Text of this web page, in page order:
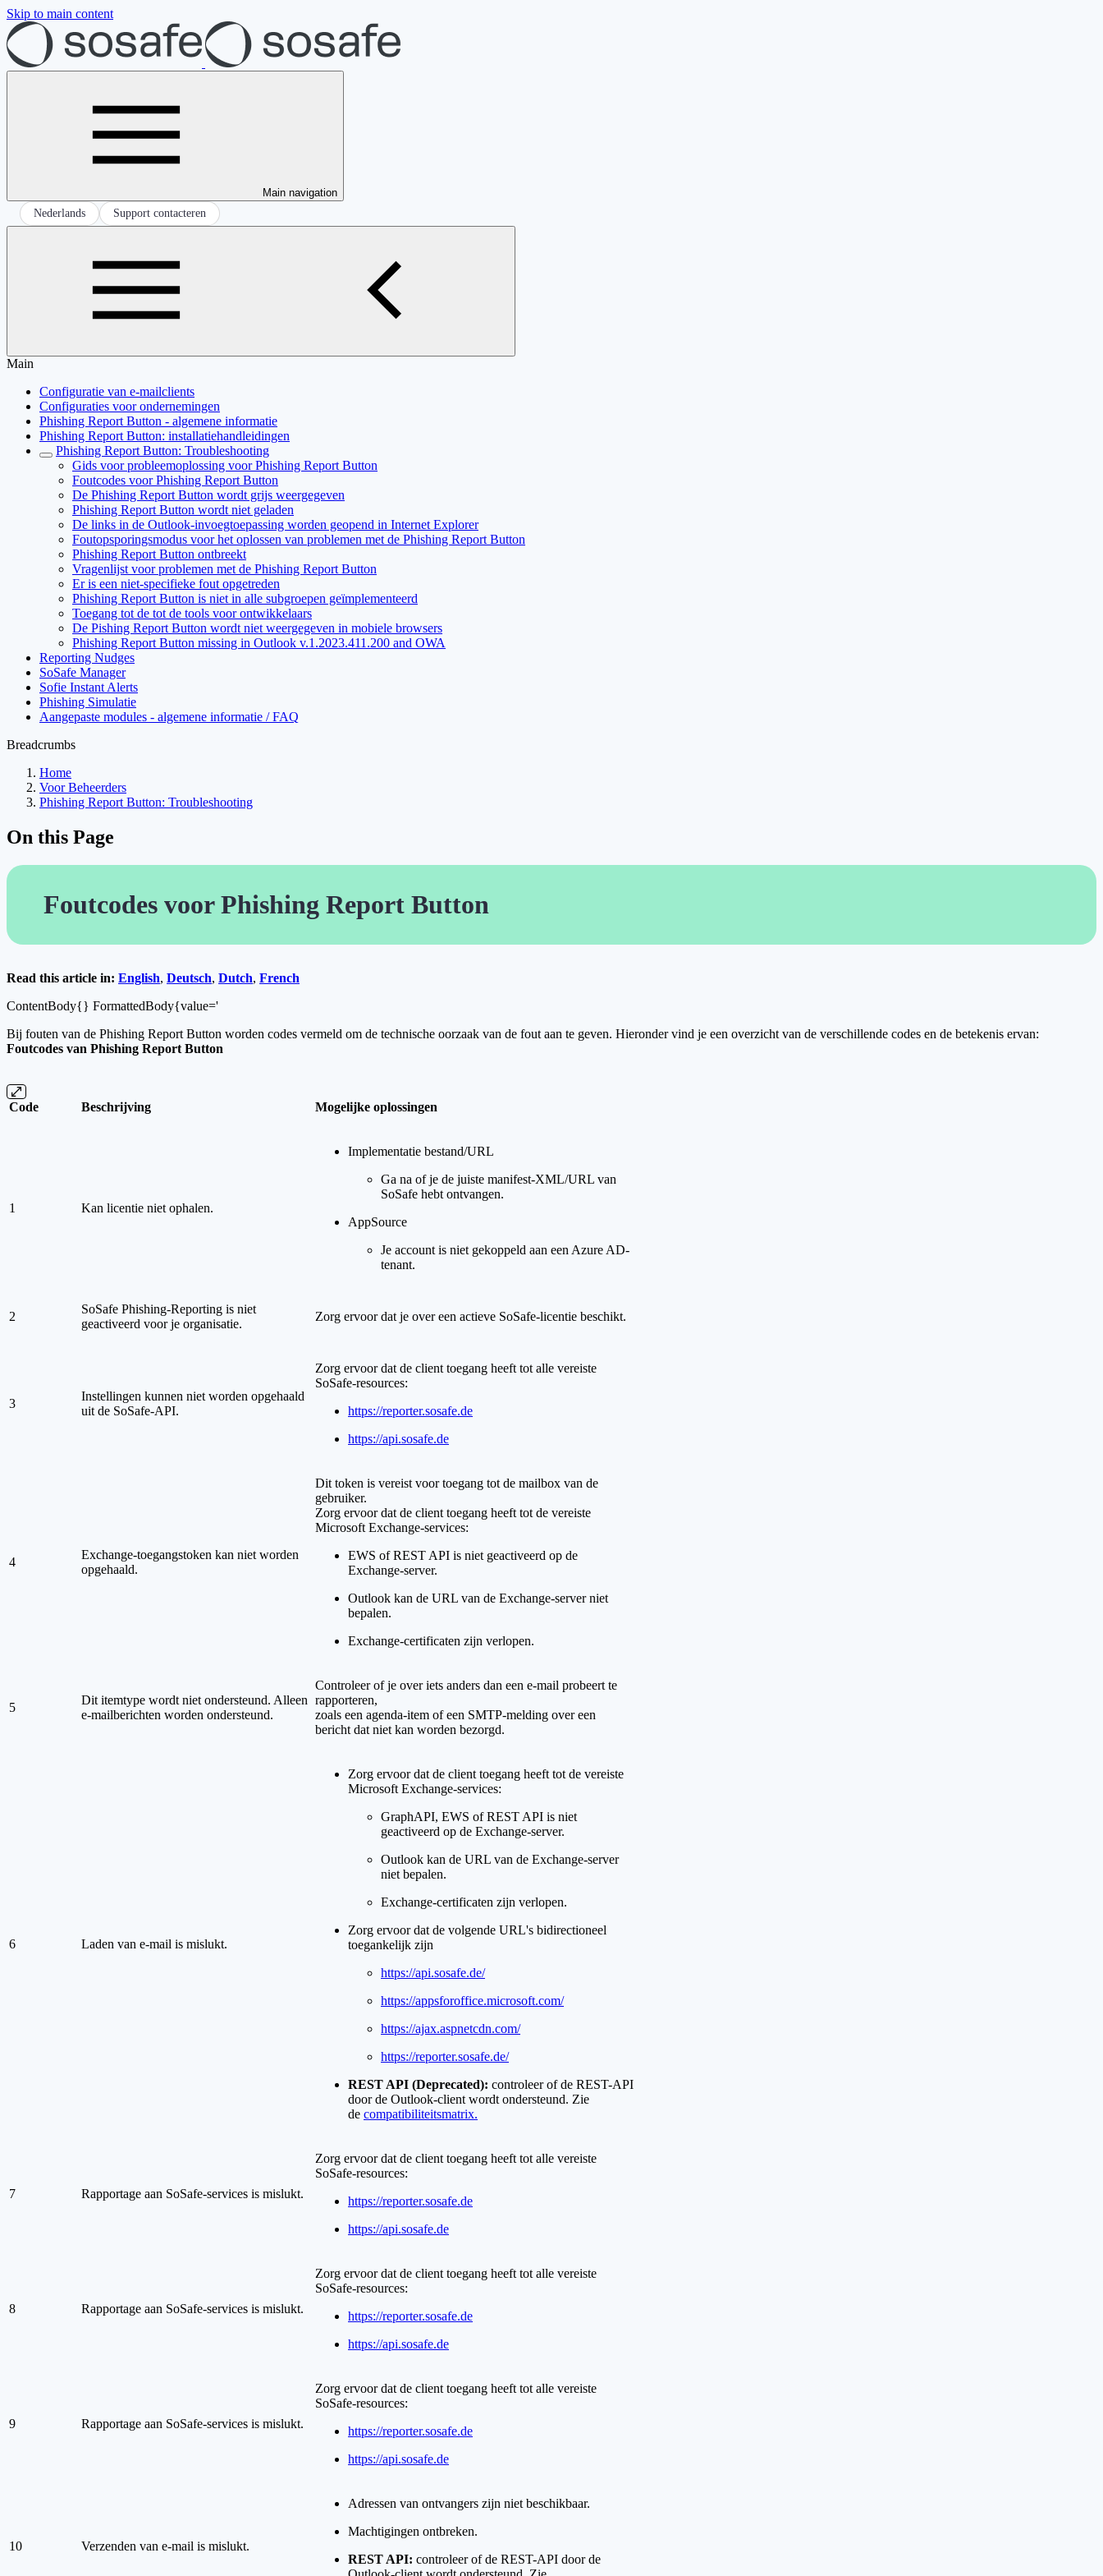
Skip to main content
Main navigation
Nederlands
Support contacteren
Main
Configuratie van e-mailclients
Configuraties voor ondernemingen
Phishing Report Button - algemene informatie
Phishing Report Button: installatiehandleidingen
Phishing Report Button: Troubleshooting
Gids voor probleemoplossing voor Phishing Report Button
Foutcodes voor Phishing Report Button
De Phishing Report Button wordt grijs weergegeven
Phishing Report Button wordt niet geladen
De links in de Outlook-invoegtoepassing worden geopend in Internet Explorer
Foutopsporingsmodus voor het oplossen van problemen met de Phishing Report Button
Phishing Report Button ontbreekt
Vragenlijst voor problemen met de Phishing Report Button
Er is een niet-specifieke fout opgetreden
Phishing Report Button is niet in alle subgroepen geïmplementeerd
Toegang tot de tot de tools voor ontwikkelaars
De Pishing Report Button wordt niet weergegeven in mobiele browsers
Phishing Report Button missing in Outlook v.1.2023.411.200 and OWA
Reporting Nudges
SoSafe Manager
Sofie Instant Alerts
Phishing Simulatie
Aangepaste modules - algemene informatie / FAQ
Breadcrumbs
Home
Voor Beheerders
Phishing Report Button: Troubleshooting
On this Page
Foutcodes voor Phishing Report Button
Read this article in: English, Deutsch, Dutch, French
ContentBody{} FormattedBody{value='
Bij fouten van de Phishing Report Button worden codes vermeld om de technische oorzaak van de fout aan te geven. Hieronder vind je een overzicht van de verschillende codes en de betekenis ervan:
Foutcodes van Phishing Report Button
Code Beschrijving Mogelijke oplossingen
1 Kan licentie niet ophalen.
Implementatie bestand/URL
Ga na of je de juiste manifest-XML/URL van
SoSafe hebt ontvangen.
AppSource
Je account is niet gekoppeld aan een Azure AD-
tenant.
2
SoSafe Phishing-Reporting is niet
geactiveerd voor je organisatie.
Zorg ervoor dat je over een actieve SoSafe-licentie beschikt.
3
Instellingen kunnen niet worden opgehaald
uit de SoSafe-API.
Zorg ervoor dat de client toegang heeft tot alle vereiste
SoSafe-resources:
https://reporter.sosafe.de
https://api.sosafe.de
4
Exchange-toegangstoken kan niet worden
opgehaald.
Dit token is vereist voor toegang tot de mailbox van de
gebruiker.
Zorg ervoor dat de client toegang heeft tot de vereiste
Microsoft Exchange-services:
EWS of REST API is niet geactiveerd op de
Exchange-server.
Outlook kan de URL van de Exchange-server niet
bepalen.
Exchange-certificaten zijn verlopen.
5
Dit itemtype wordt niet ondersteund. Alleen
e-mailberichten worden ondersteund.
Controleer of je over iets anders dan een e-mail probeert te
rapporteren,
zoals een agenda-item of een SMTP-melding over een
bericht dat niet kan worden bezorgd.
6 Laden van e-mail is mislukt.
Zorg ervoor dat de client toegang heeft tot de vereiste
Microsoft Exchange-services:
GraphAPI, EWS of REST API is niet
geactiveerd op de Exchange-server.
Outlook kan de URL van de Exchange-server
niet bepalen.
Exchange-certificaten zijn verlopen.
Zorg ervoor dat de volgende URL's bidirectioneel
toegankelijk zijn
https://api.sosafe.de/
https://appsforoffice.microsoft.com/
https://ajax.aspnetcdn.com/
https://reporter.sosafe.de/
REST API (Deprecated): controleer of de REST-API
door de Outlook-client wordt ondersteund. Zie
de compatibiliteitsmatrix.
7 Rapportage aan SoSafe-services is mislukt.
Zorg ervoor dat de client toegang heeft tot alle vereiste
SoSafe-resources:
https://reporter.sosafe.de
https://api.sosafe.de
8 Rapportage aan SoSafe-services is mislukt.
Zorg ervoor dat de client toegang heeft tot alle vereiste
SoSafe-resources:
https://reporter.sosafe.de
https://api.sosafe.de
9 Rapportage aan SoSafe-services is mislukt.
Zorg ervoor dat de client toegang heeft tot alle vereiste
SoSafe-resources:
https://reporter.sosafe.de
https://api.sosafe.de
10 Verzenden van e-mail is mislukt.
Adressen van ontvangers zijn niet beschikbaar.
Machtigingen ontbreken.
REST API: controleer of de REST-API door de